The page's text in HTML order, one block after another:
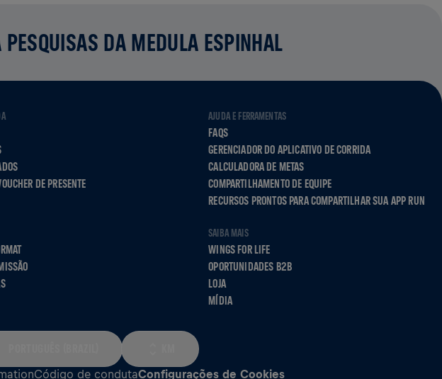
DA MEDULA ESPINHAL
DE PRESENTE
AJUDA E FERRAMENTAS
FAQS
GERENCIADOR DO APLICATIVO DE CORRIDA
CALCULADORA DE METAS
COMPARTILHAMENTO DE EQUIPE
RECURSOS PRONTOS PARA COMPARTILHAR SUA APP RUN
SAIBA MAIS
WINGS FOR LIFE
OPORTUNIDADES B2B
LOJA
MÍDIA
Código de condutaConfigurações de Cookies